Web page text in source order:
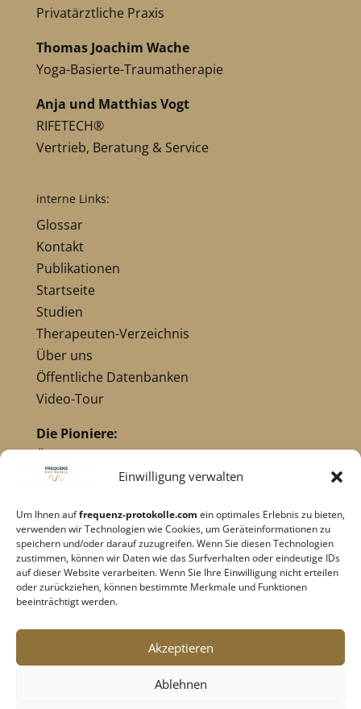
Einwilligung verwalten
Um Ihnen auffrequenz-protokolle.com ein optimales Erlebnis zu bieten,
verwenden wir Technologien wie Cookies, um Geräteinformationen zu
speichern und/oder darauf zuzugreifen. Wenn Sie diesen Technologien
zustimmen, können wir Daten wie das Surfverhalten oder eindeutige IDs
auf dieser Website verarbeiten. Wenn Sie Ihre Einwilligung nicht erteilen
oder zurückziehen, können bestimmte Merkmale und Funktionen
beeinträchtigt werden.
Akzeptieren
Ablehnen
Privatärztliche Praxis
Thomas Joachim Wache
Yoga-Basierte-Traumatherapie
Anja und Matthias Vogt
RIFETECH®
Vertrieb, Beratung & Service
interne Links:
Glossar
Kontakt
Publikationen
Startseite
Studien
Therapeuten-Verzeichnis
Über uns
Öffentliche Datenbanken
Video-Tour
Die Pioniere:
Übersicht Pioniere
Nikola Tesla
Dr. Hulda Clark
Robert C. Beck
Georges Lakhovsky
verwandte Pioniere
Datenschutz
Cookie-Richtlinie|AGB's